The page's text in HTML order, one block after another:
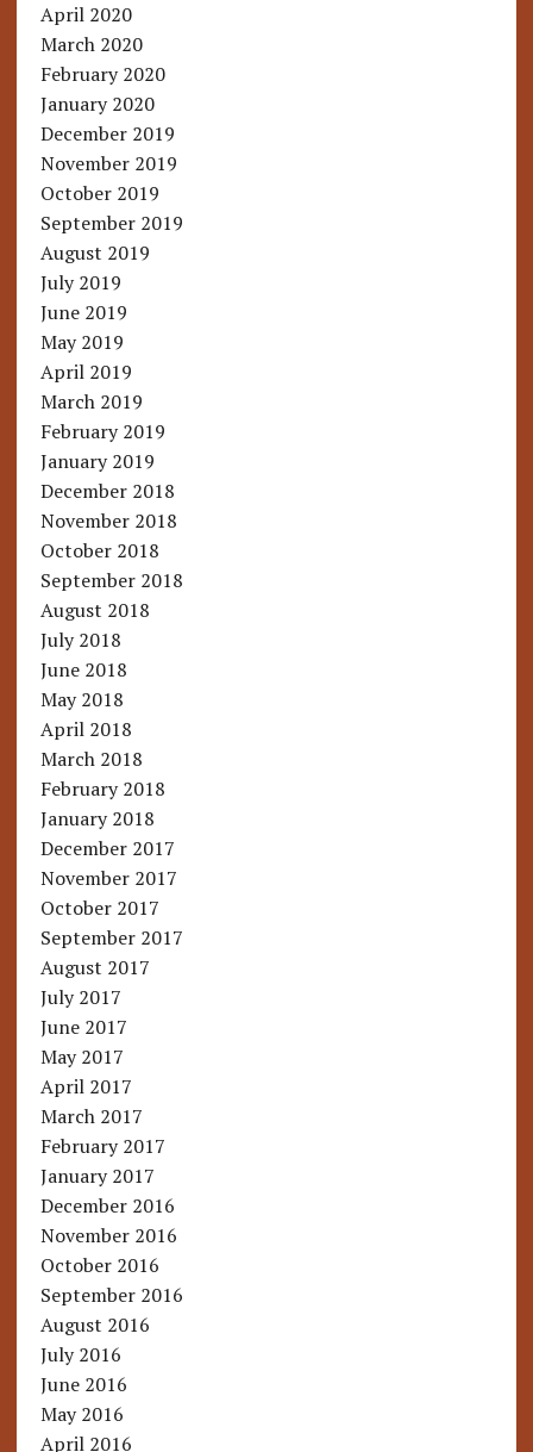
April 2020
March 2020
February 2020
January 2020
December 2019
November 2019
October 2019
September 2019
August 2019
July 2019
June 2019
May 2019
April 2019
March 2019
February 2019
January 2019
December 2018
November 2018
October 2018
September 2018
August 2018
July 2018
June 2018
May 2018
April 2018
March 2018
February 2018
January 2018
December 2017
November 2017
October 2017
September 2017
August 2017
July 2017
June 2017
May 2017
April 2017
March 2017
February 2017
January 2017
December 2016
November 2016
October 2016
September 2016
August 2016
July 2016
June 2016
May 2016
April 2016